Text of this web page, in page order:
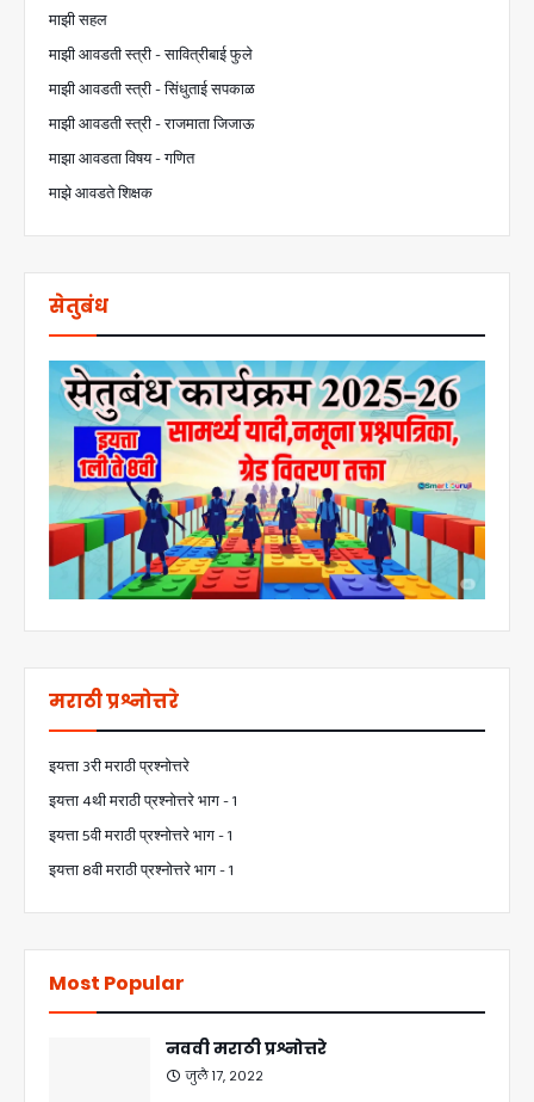
माझी सहल
माझी आवडती स्त्री - सावित्रीबाई फुले
माझी आवडती स्त्री - सिंधुताई सपकाळ
माझी आवडती स्त्री - राजमाता जिजाऊ
माझा आवडता विषय - गणित
माझे आवडते शिक्षक
सेतुबंध
मराठी प्रश्नोत्तरे
इयत्ता 3री मराठी प्रश्नोत्तरे
इयत्ता 4थी मराठी प्रश्नोत्तरे भाग - 1
इयत्ता 5वी मराठी प्रश्नोत्तरे भाग - 1
इयत्ता 8वी मराठी प्रश्नोत्तरे भाग - 1
Most Popular
नववी मराठी प्रश्नोत्तरे
जुलै १७, २०२२